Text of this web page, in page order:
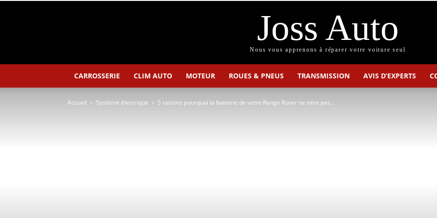
Joss Auto
Nous vous apprenons à réparer votre voiture seul
CARROSSERIE CLIM AUTO MOTEUR ROUES & PNEUS TRANSMISSION AVIS D’EXPERTS
Accueil Système électrique 5 raisons pourquoi la batterie de votre Range Rover ne tient pas...